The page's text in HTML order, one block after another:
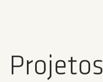
Projetos